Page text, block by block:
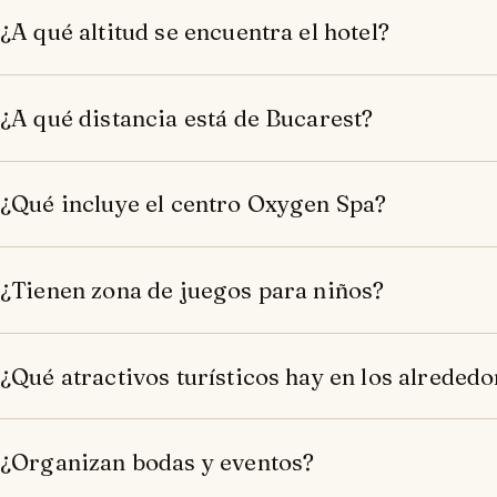
¿A qué altitud se encuentra el hotel?
¿A qué distancia está de Bucarest?
¿Qué incluye el centro Oxygen Spa?
¿Tienen zona de juegos para niños?
¿Qué atractivos turísticos hay en los
¿Organizan bodas y eventos?